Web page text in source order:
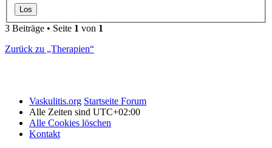
3 Beiträge • Seite 1 von 1
Zurück zu „Therapien“
Vaskulitis.org Startseite Forum
Alle Zeiten sind UTC+02:00
Alle Cookies löschen
Kontakt